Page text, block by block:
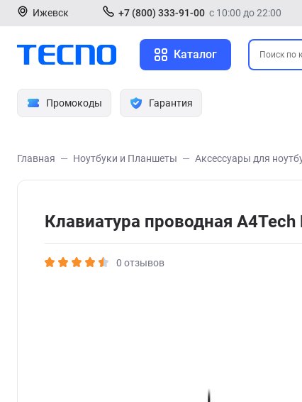
Ижевск +7 (800) 333-91-00 с 10:00 до 22:00
Каталог
Промокоды Гарантия
Главная Ноутбуки и Планшеты Аксессуары для
Клавиатура проводная
0 отзывов